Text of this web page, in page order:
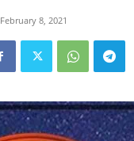
February 8, 2021